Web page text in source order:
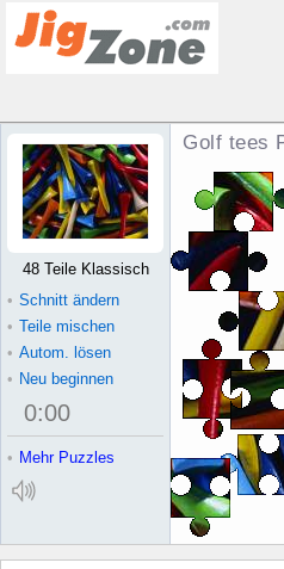
Golf tees
48 Teile Klassisch
• Schnitt ändern
• Teile mischen
• Autom. lösen
• Neu beginnen
0:00
• Mehr Puzzles